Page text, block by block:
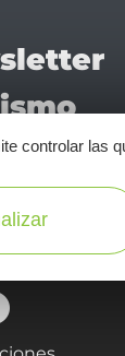
controlar las